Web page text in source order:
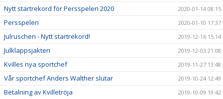
Nytt startrekord för Persspelen 2020 2020-01-14 08:15
Persspelen 2020-01-10 17:37
Julruschen - Nytt startrekord! 2019-12-16 15:14
Julklappsjakten 2019-12-03 21:08
Kvilles nya sportchef 2019-11-27 13:48
Vår sportchef Anders Walther slutar 2019-10-24 12:49
Betalning av Kvilletröja 2019-10-09 19:42